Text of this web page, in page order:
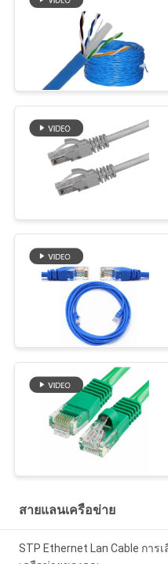
สายแลนเครือข่าย
STP Ethernet Lan Cable กา